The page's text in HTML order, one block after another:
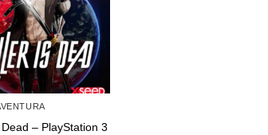
– PlayStation 3